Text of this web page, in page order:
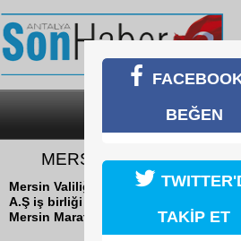
SON DAKİKA
MERSİN’DE MARATON
Mersin Valiliği himayesinde,
A.Ş iş birliği ile bu yıl 4.'sü
Mersin Maratonu'nun...
BEĞEN
TAKİP ET